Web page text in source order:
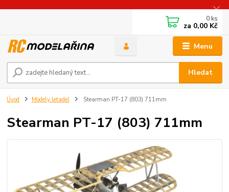
Menu
Hledat
0 ks
za 0,00 Kč
Úvod Modely letadel Stearman PT-17 (803) 711mm
Stearman PT-17 (803) 711mm